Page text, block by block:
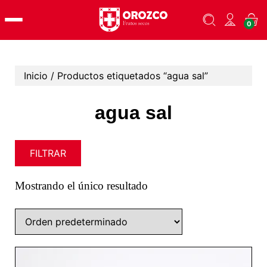
content
0
Inicio / Productos etiquetados “agua sal”
agua sal
FILTRAR
Mostrando el único resultado